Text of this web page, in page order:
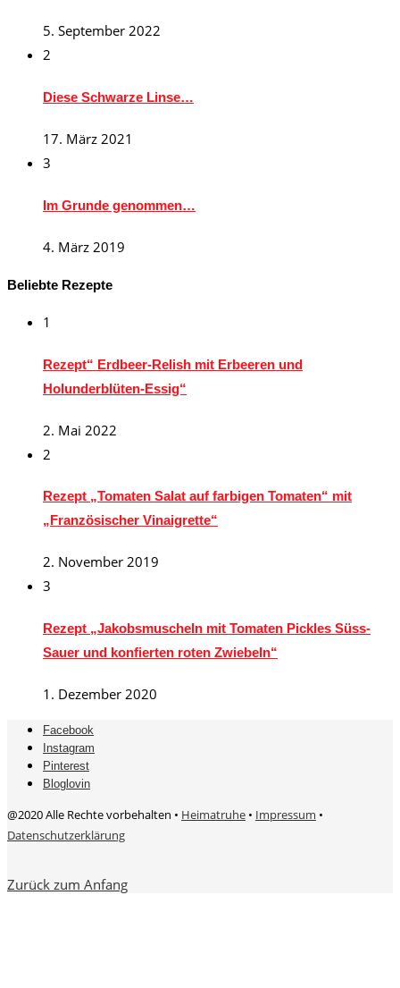
5. September 2022
2
Diese Schwarze Linse…
17. März 2021
3
Im Grunde genommen…
4. März 2019
Beliebte Rezepte
1
Rezept“ Erdbeer-Relish mit Erbeeren und
Holunderblüten-Essig“
2. Mai 2022
2
Rezept „Tomaten Salat auf farbigen Tomaten“ mit
„Französischer Vinaigrette“
2. November 2019
3
Rezept „Jakobsmuscheln mit Tomaten Pickles Süss-
Sauer und konfierten roten Zwiebeln“
1. Dezember 2020
Facebook
Instagram
Pinterest
Bloglovin
@2020 Alle Rechte vorbehalten • Heimatruhe • Impressum •
Datenschutzerklärung
Zurück zum Anfang